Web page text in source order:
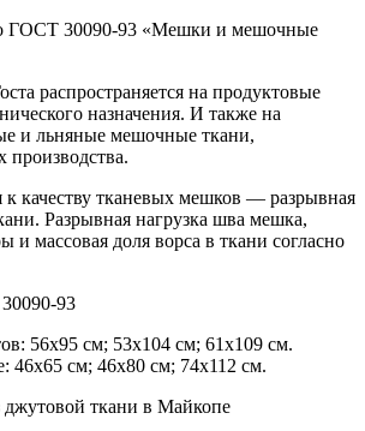
ГОСТ 30090-93 «Мешки и мешочные
распространяется на продуктовые
назначения. И также на
и льняные мешочные ткани,
производства.
качеству тканевых мешков — разрывная
Разрывная нагрузка шва мешка,
и массовая доля ворса в ткани согласно
93
56х95 см; 53х104 см; 61х109 см.
46х65 см; 46х80 см; 74х112 см.
ткани в Майкопе